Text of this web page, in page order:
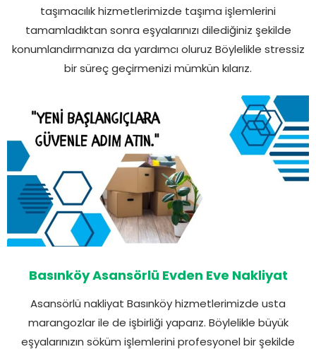
taşımacılık hizmetlerimizde taşıma işlemlerini
tamamladıktan sonra eşyalarınızı dilediğiniz şekilde
konumlandırmanıza da yardımcı oluruz Böylelikle stressiz
bir süreç geçirmenizi mümkün kılarız.
Basınköy Asansörlü Evden Eve Nakliyat
Asansörlü nakliyat Basınköy hizmetlerimizde usta
marangozlar ile de işbirliği yaparız. Böylelikle büyük
eşyalarınızın söküm işlemlerini profesyonel bir şekilde